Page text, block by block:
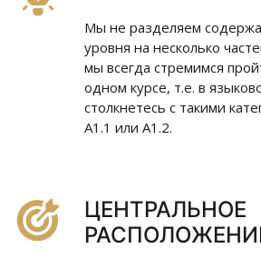
Мы не разделяем
уровня на несколько
мы всегда стремимся
одном курсе, т.е. в
столкнетесь с такими
A1.1 или A1.2.
ЦЕНТРАЛЬНОЕ